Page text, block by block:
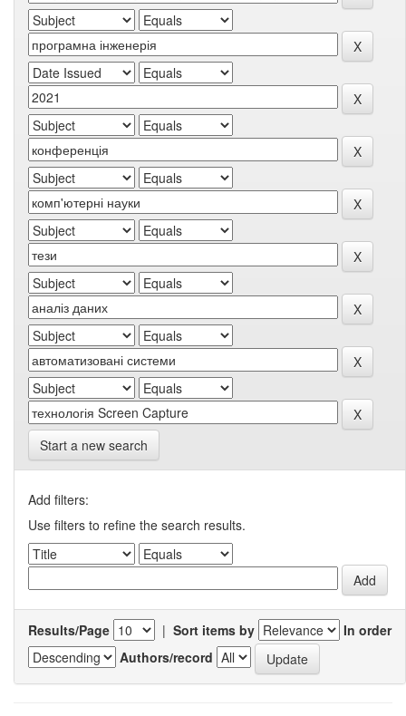
Start a new search
Add filters:
Use filters to refine the search results.
Results/Page | Sort items by
In order
Authors/record